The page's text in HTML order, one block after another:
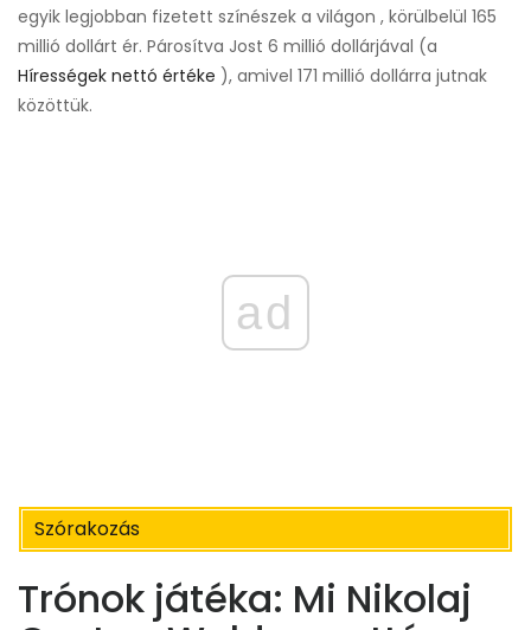
egyik legjobban fizetett színészek a világon , körülbelül 165
millió dollárt ér. Párosítva Jost 6 millió dollárjával (a
Hírességek nettó értéke ), amivel 171 millió dollárra jutnak
közöttük.
ad
Szórakozás
Trónok játéka: Mi Nikolaj